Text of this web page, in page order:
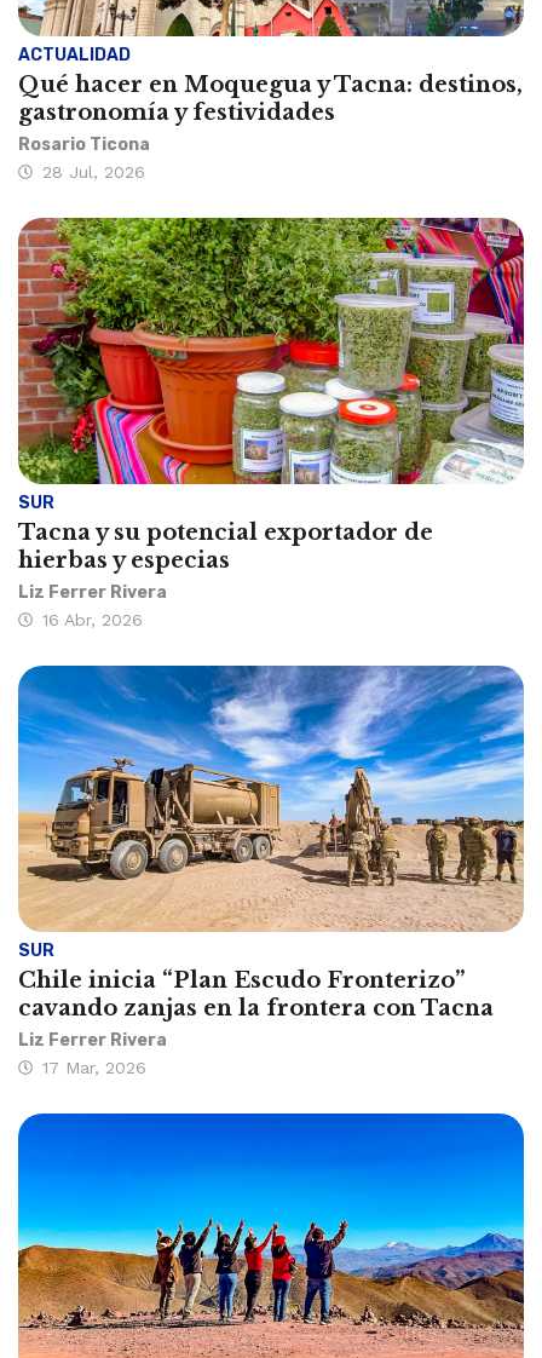
ACTUALIDAD
Qué hacer en Moquegua y Tacna: destinos,
gastronomía y festividades
Rosario Ticona
28 Jul, 2026
SUR
Tacna y su potencial exportador de
hierbas y especias
Liz Ferrer Rivera
16 Abr, 2026
SUR
Chile inicia “Plan Escudo Fronterizo”
cavando zanjas en la frontera con Tacna
Liz Ferrer Rivera
17 Mar, 2026